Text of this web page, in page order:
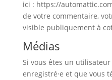
ici : https://
de votre commentaire,
visible publiquement à
Médias
Si vous êtes un
enregistré·e et que vous